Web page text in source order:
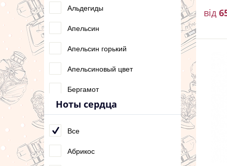
Фужерные
Цветочные
Цитрусовые
Шипровые
Альдегиды
Апельсин
Апельсин горький
Апельсиновый цвет
Бергамот
Болгарская роза
Ваниль
Гиацинт
Ноты сердца
Все
Абрикос
від